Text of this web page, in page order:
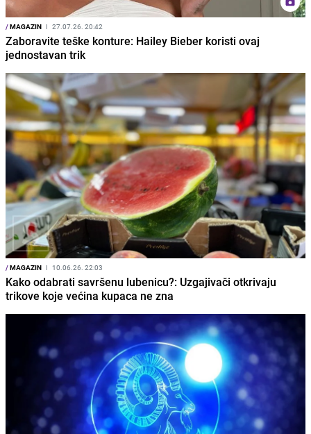
/MAGAZIN I 27.07.26. 20:42
Zaboravite teške konture: Hailey Bieber koristi ovaj
jednostavan trik
/MAGAZIN I 10.06.26. 22:03
Kako odabrati savršenu lubenicu?: Uzgajivači otkrivaju
trikove koje većina kupaca ne zna